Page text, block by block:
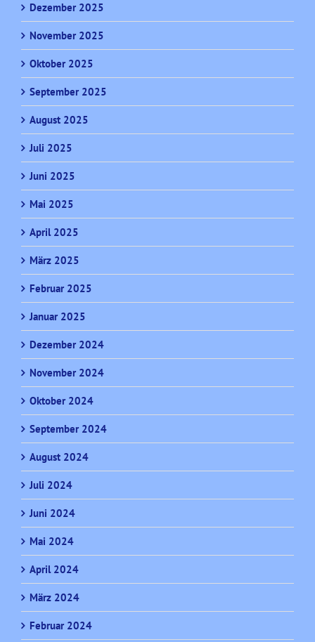
Dezember 2025
November 2025
Oktober 2025
September 2025
August 2025
Juli 2025
Juni 2025
Mai 2025
April 2025
März 2025
Februar 2025
Januar 2025
Dezember 2024
November 2024
Oktober 2024
September 2024
August 2024
Juli 2024
Juni 2024
Mai 2024
April 2024
März 2024
Februar 2024